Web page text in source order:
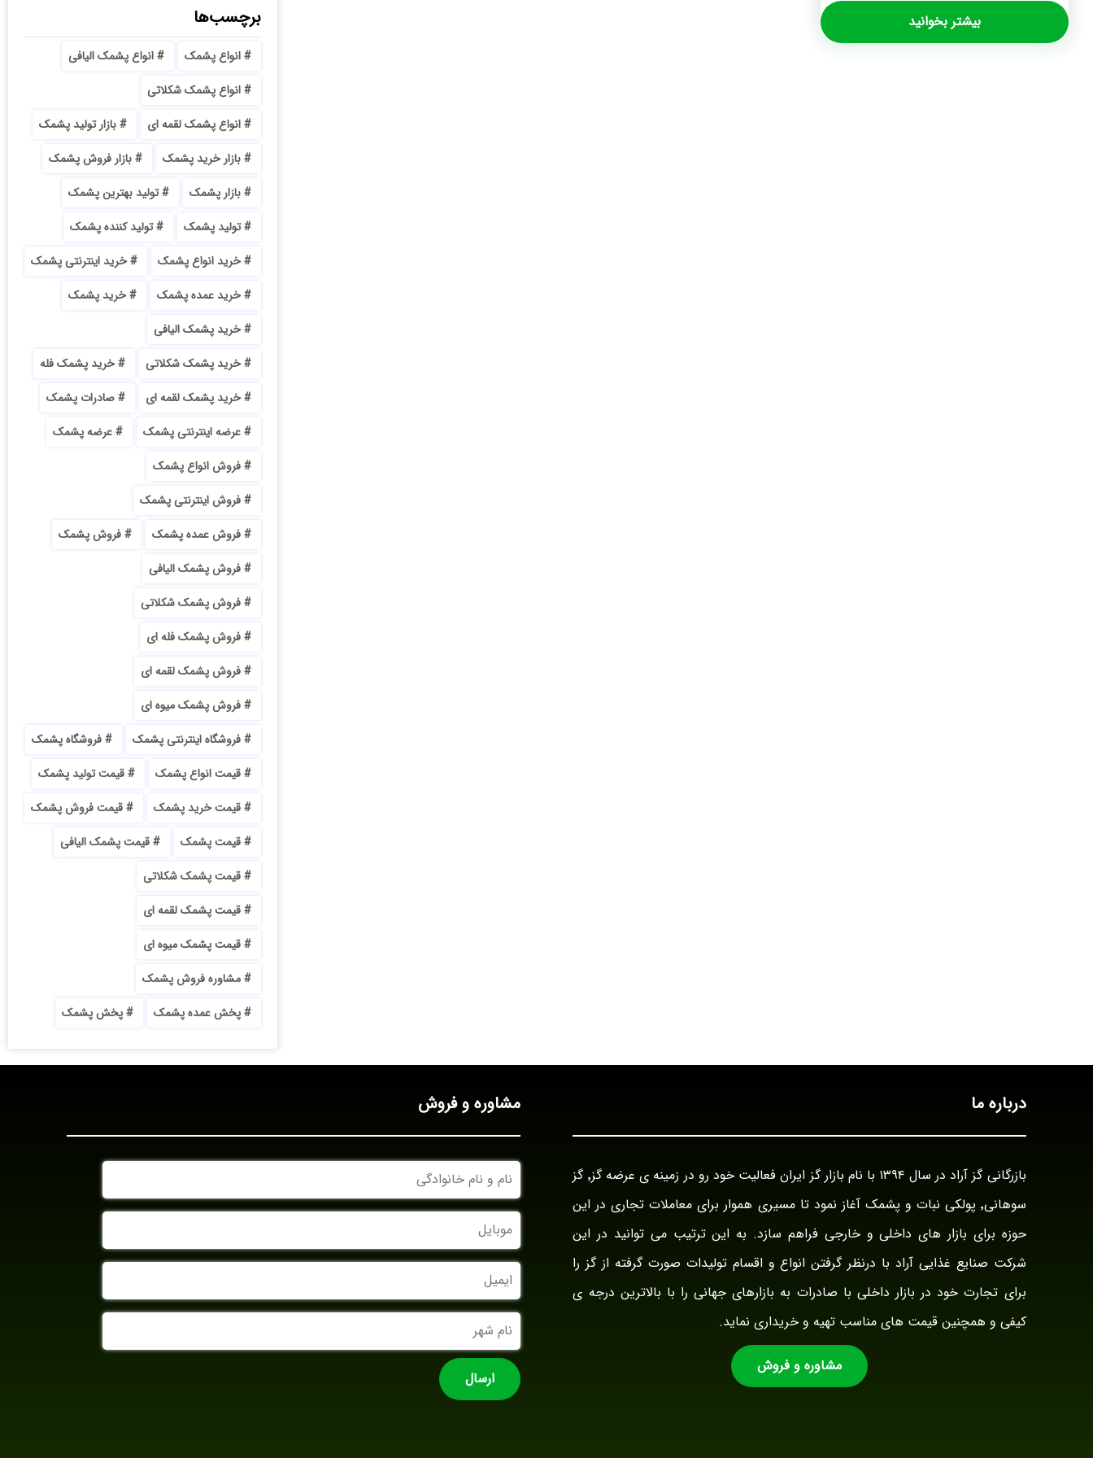
بیشتر بخوانید برچسب‌ها
انواع پشمک
انواع پشمک الیافی
انواع پشمک شکلاتی
انواع پشمک لقمه ای
بازار تولید پشمک
بازار خرید پشمک
بازار فروش پشمک
بازار پشمک
تولید بهترین پشمک
تولید پشمک
تولید کننده پشمک
خرید انواع پشمک
خرید اینترنتی پشمک
خرید عمده پشمک
خرید پشمک
خرید پشمک الیافی
خرید پشمک شکلاتی
خرید پشمک فله
خرید پشمک لقمه ای
صادرات پشمک
عرضه اینترنتی پشمک
عرضه پشمک
فروش انواع پشمک
فروش اینترنتی پشمک
فروش عمده پشمک
فروش پشمک
فروش پشمک الیافی
فروش پشمک شکلاتی
فروش پشمک فله ای
فروش پشمک لقمه ای
فروش پشمک میوه ای
فروشگاه اینترنتی پشمک
فروشگاه پشمک
قیمت انواع پشمک
قیمت تولید پشمک
قیمت خرید پشمک
قیمت فروش پشمک
قیمت پشمک
قیمت پشمک الیافی
قیمت پشمک شکلاتی
قیمت پشمک لقمه ای
قیمت پشمک میوه ای
مشاوره فروش پشمک
پخش عمده پشمک
پخش پشمک
درباره ما
بازرگانی گز آراد در سال ۱۳۹۴ با نام بازار گز ایران فعالیت خود رو در زمینه ی عرضه گز٬ گز
سوهانی٬ پولکی نبات و پشمک آغاز نمود تا مسیری هموار برای معاملات تجاری در این
حوزه برای بازار های داخلی و خارجی فراهم سازد. به این ترتیب می توانید در این
شرکت صنایع غذایی آراد با درنظر گرفتن انواع و اقسام تولیدات صورت گرفته از گز را
برای تجارت خود در بازار داخلی با صادرات به بازارهای جهانی را با بالاترین درجه ی
کیفی و همچنین قیمت های مناسب تهیه و خریداری نماید.
مشاوره و فروش
مشاوره و فروش
و
نام
خانوادگی
موبایل
ایمیل
نام
شهر